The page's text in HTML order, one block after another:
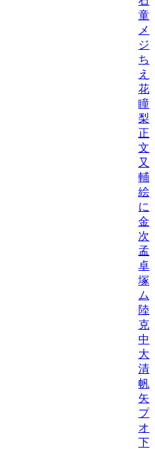
童
メ
ジ
ち
え
花
瞳/
梨
正
文
又
輔/
絵
に
金
次/
孟
卓
塚
ム
陸
克
中
大
清
帆/
矢
プ
オ
下